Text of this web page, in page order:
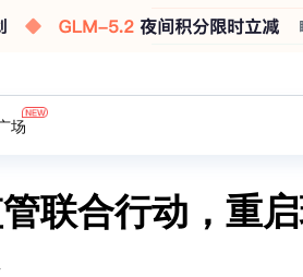
场
联合行动，重